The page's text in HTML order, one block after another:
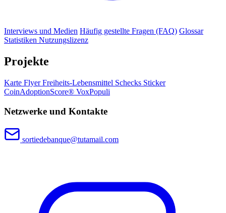
Interviews und Medien Häufig gestellte Fragen (FAQ) Glossar
Statistiken Nutzungslizenz
Projekte
Karte FlyerFreiheits-Lebensmittel Schecks Sticker
CoinAdoptionScore® VoxPopuli
Netzwerke und Kontakte
sortiedebanque@tutamail.com